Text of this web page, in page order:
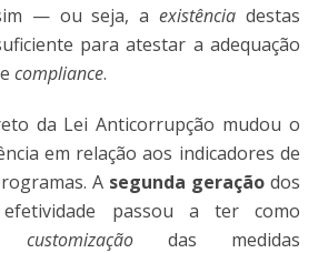
sim — ou seja, aexistência destas
para atestar a adequação
compliance.
da Lei Anticorrupção mudou o
em relação aos indicadores de
A segunda geração dos
passou a ter como
customização das medidas